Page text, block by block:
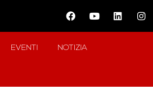
EVENTI NOTIZIA